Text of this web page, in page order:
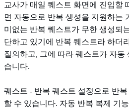
교사가 매일 퀘스트 화면에 진입할
면 자동으로 반복 생성을 지원하는
미없는 반복 퀘스트가 무한 생성되
단하고 있기에 반복 퀘스트라 하더
질의하고, 그에 따라 퀘스트가 자동
습니다.
퀘스트 - 반복 퀘스트 설정으로 반
할 수 있습니다. 자동 반복 복제 기